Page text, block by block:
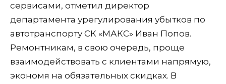
сервисами, отметил директор
департамента урегулирования убытков по
автотранспорту СК «МАКС» Иван Попов.
Ремонтникам, в свою очередь, проще
взаимодействовать с клиентами напрямую,
экономя на обязательных скидках. В